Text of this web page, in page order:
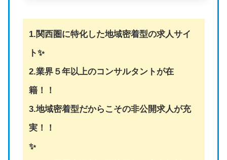
1.関西圏に特化した地域密着型の求人サイ
ト✨
2.業界５年以上のコンサルタントが在
籍！！
3.地域密着型だからこその非公開求人が充
実！！
✨